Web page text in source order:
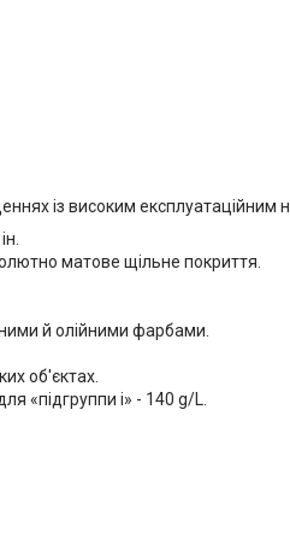
із високим експлуатаційним
матове щільне покриття.
й олійними фарбами.
об'єктах.
«пiдгруппи i» - 140 g/L.